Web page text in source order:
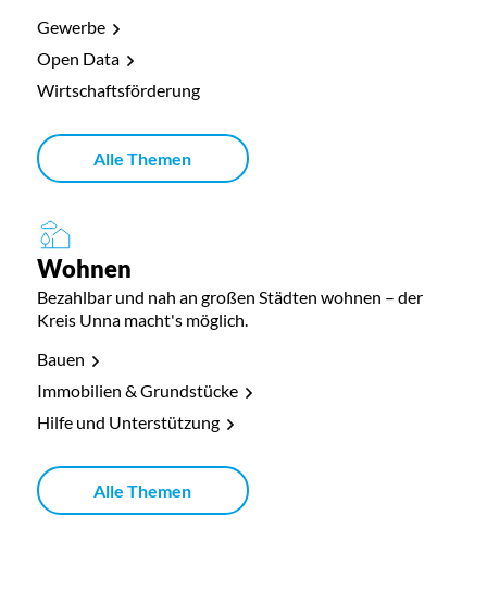
Gewerbe
Open Data
Wirtschaftsförderung
Alle Themen
Wohnen
Bezahlbar und nah an großen Städten wohnen – der
Kreis Unna macht's möglich.
Bauen
Immobilien & Grundstücke
Hilfe und Unterstützung
Alle Themen